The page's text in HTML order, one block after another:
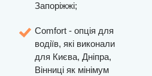
Запоріжжі;
Comfort - опція для
водіїв, які виконали
для Києва, Дніпра,
Вінниці як мінімум